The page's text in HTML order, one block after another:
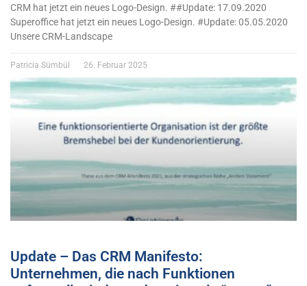
CRM hat jetzt ein neues Logo-Design. ##Update: 17.09.2020
Superoffice hat jetzt ein neues Logo-Design. #Update: 05.05.2020
Unsere CRM-Landscape
Patricia Sümbül 26. Februar 2025
Update – Das CRM Manifesto:
Unternehmen, die nach Funktionen